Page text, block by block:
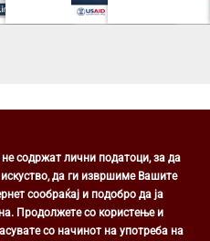
Центар
бр. 1, Скопје
содржат лични податоци, за да
да ги извршиме Вашите
сообраќај и подобро да ја
Продолжете со користење и
со начинот на употреба на